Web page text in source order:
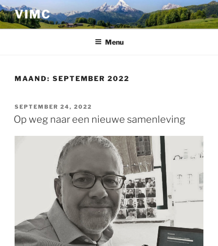
Ga
naar
de
VIMC
Menu
MAAND: SEPTEMBER 2022
GEPLAATST
OP
SEPTEMBER 24, 2022
Op weg naar een nieuwe samenleving